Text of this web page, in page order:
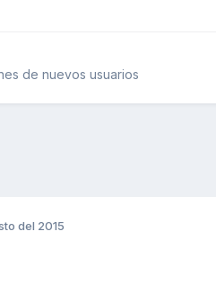
de nuevos usuarios
del 2015